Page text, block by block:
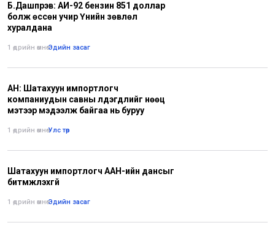
Б.Дашпүрэв: АИ-92 бензин 851 доллар
болж өссөн учир Үнийн зөвлөл
хуралдана
1 өдрийн өмнө•Эдийн засаг
АН: Шатахуун импортлогч
компаниудын савны үлдэгдлийг нөөц
мэтээр мэдээлж байгаа нь буруу
1 өдрийн өмнө•Улс төр
Шатахуун импортлогч ААН-ийн дансыг
битүүмжлэхгүй
1 өдрийн өмнө•Эдийн засаг